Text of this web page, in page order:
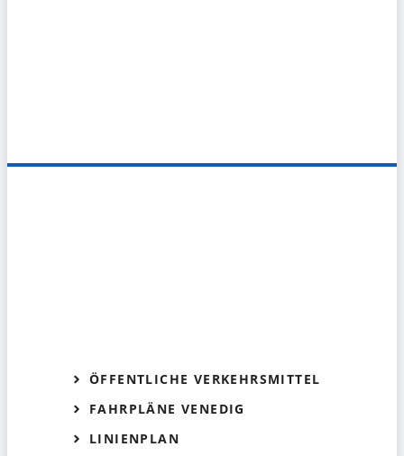
ÖFFENTLICHE VERKEHRSMITTEL
FAHRPLÄNE VENEDIG
LINIENPLAN